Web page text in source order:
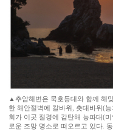
▲추암해변은 묵호등대와 함께 해
한 해안절벽에 칼바위, 촛대바위(
회가 이곳 절경에 감탄해 능파대(
로운 조망 명소로 떠오르고 있다.